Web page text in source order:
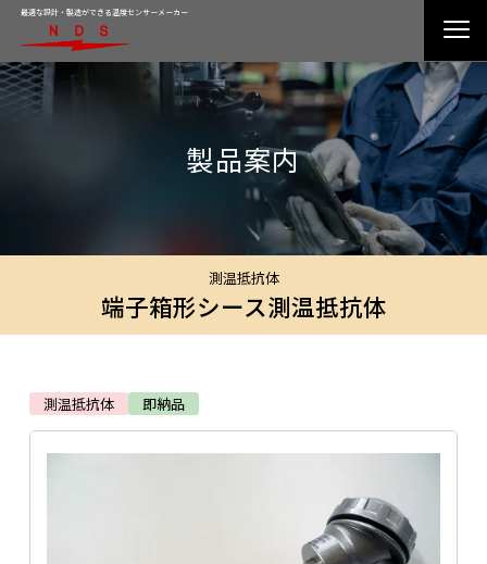
最適な設計・製造ができる温度センサーメーカー
製品案内
測温抵抗体
端子箱形シース測温抵抗体
測温抵抗体 即納品